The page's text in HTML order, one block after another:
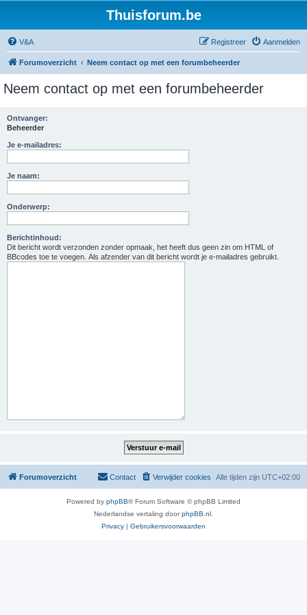
Thuisforum.be
V&A Aanmelden
Registreer
Forumoverzicht Neem contact op met een forumbeheerder
Neem contact op met een forumbeheerder
Ontvanger:
Beheerder
Je e-mailadres:
Je naam:
Onderwerp:
Berichtinhoud:
Dit bericht wordt verzonden zonder opmaak, het heeft dus geen zin om HTML of
BBcodes toe te voegen. Als afzender van dit bericht wordt je e-mailadres gebruikt.
Forumoverzicht Alle tijden zijn UTC+02:00
Verwijder cookies
Contact
Powered by phpBB® Forum Software © phpBB Limited
Nederlandse vertaling doorphpBB.nl
Privacy | Gebruikersvoorwaarden